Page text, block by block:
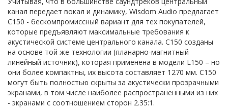
канал передает вокал и динамику, Wisdom Audio предлагает
C150 - бескомпромиссный вариант для тех покупателей,
которые предъявляют максимальные требования к
акустической системе центрального канала. C150 созданы
на основе той же технологии (планарно-магнитный
линейный источник), которая применена в модели L150 – но
они более компактны, их высота составляет 1270 мм. C150
могут быть полностью скрыты за акустически прозрачными
экранами, в том числе наиболее распространенными из них
- экранами с соотношением сторон 2.35:1.